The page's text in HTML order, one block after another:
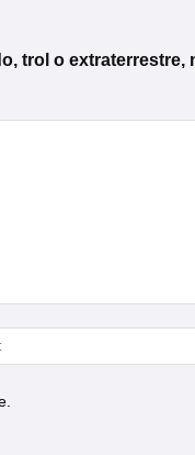
trol o extraterrestre,